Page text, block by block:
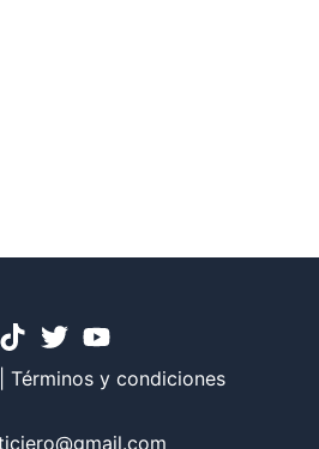
Términos y condiciones